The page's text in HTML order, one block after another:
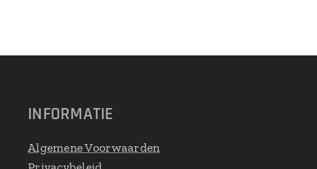
INFORMATIE
Algemene Voorwaarden